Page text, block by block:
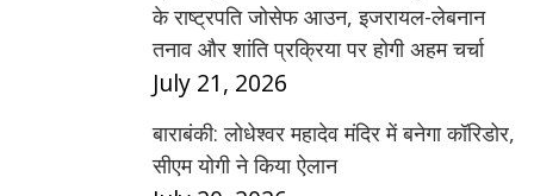
के राष्ट्रपति जोसेफ आउन, इजरायल-लेबनान
तनाव और शांति प्रक्रिया पर होगी अहम चर्चा
July 21, 2026
बाराबंकी: लोधेश्वर महादेव मंदिर में बनेगा कॉरिडोर,
सीएम योगी ने किया ऐलान